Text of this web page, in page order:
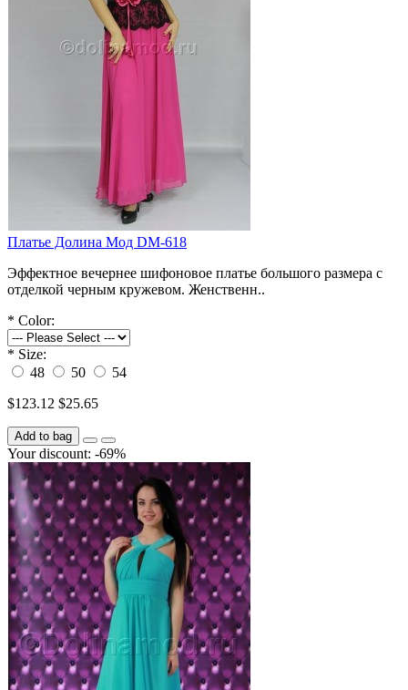
Платье Долина Мод DM-618
Эффектное вечернее шифоновое платье большого размера с
отделкой черным кружевом. Женственн..
* Color:
* Size:
48
50
54
$123.12 $25.65
Add to bag
Your discount: -69%